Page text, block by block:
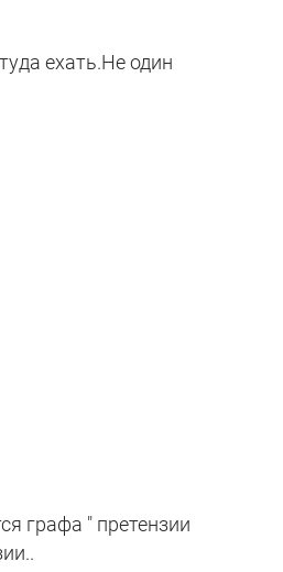
ехать.Не один
графа " претензии